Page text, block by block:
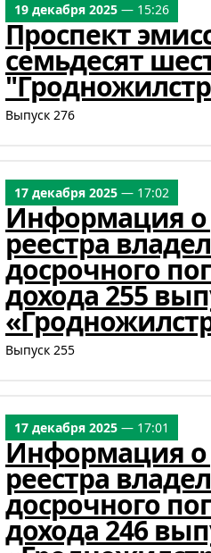
19 декабря 2025 — 15:26
Проспект
семьдесят
Выпуск 276
17 декабря 2025 — 17:02
Информация о
реестра
досрочного
дохода 255
Выпуск 255
17 декабря 2025 — 17:01
Информация о
реестра
досрочного
дохода 246